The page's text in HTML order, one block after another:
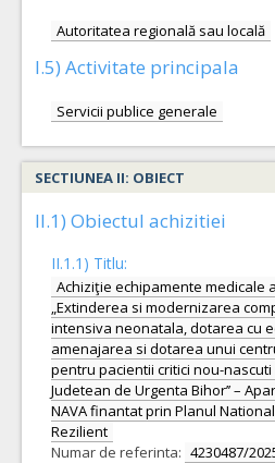
Autoritatea regională sau locală
I.5) Activitate principala
Servicii publice generale
SECTIUNEA II: OBIECT
II.1) Obiectul achizitiei
II.1.1) Titlu:
Achiziţie echipamente medicale
„Extinderea si modernizarea
intensiva neonatala, dotarea cu
amenajarea si dotarea unui
pentru pacientii critici nou-
Judetean de Urgenta Bihor’’ –
NAVA finantat prin Planul
Rezilient
Numar de referinta: 4230487/